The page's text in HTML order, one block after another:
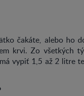
čakáte, alebo ho
krvi. Zo všetkých
vypiť 1,5 až 2 litre